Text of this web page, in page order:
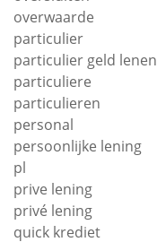
overwaarde
particulier
particulier geld lenen
particuliere
particulieren
personal
persoonlijke lening
pl
prive lening
privé lening
quick krediet